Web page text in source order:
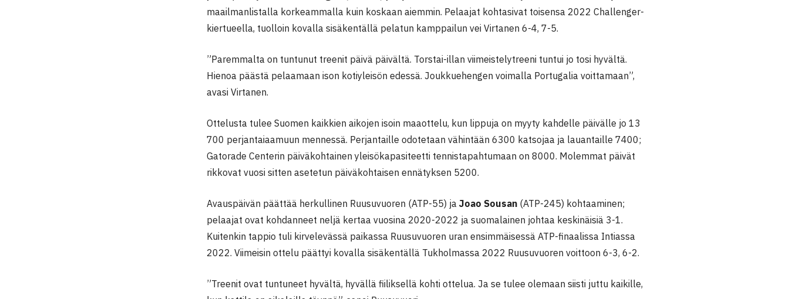
maailmanlistalla korkeammalla kuin koskaan aiemmin. Pelaajat kohtasivat toisensa 2022 Challenger-
kiertueella, tuolloin kovalla sisäkentällä pelatun kamppailun vei Virtanen 6-4, 7-5.
”Paremmalta on tuntunut treenit päivä päivältä. Torstai-illan viimeistelytreeni tuntui jo tosi hyvältä.
Hienoa päästä pelaamaan ison kotiyleisön edessä. Joukkuehengen voimalla Portugalia voittamaan”,
avasi Virtanen.
Ottelusta tulee Suomen kaikkien aikojen isoin maaottelu, kun lippuja on myyty kahdelle päivälle jo 13
700 perjantaiaamuun mennessä. Perjantaille odotetaan vähintään 6300 katsojaa ja lauantaille 7400;
Gatorade Centerin päiväkohtainen yleisökapasiteetti tennistapahtumaan on 8000. Molemmat päivät
rikkovat vuosi sitten asetetun päiväkohtaisen ennätyksen 5200.
Avauspäivän päättää herkullinen Ruusuvuoren (ATP-55) ja Joao Sousan (ATP-245) kohtaaminen;
pelaajat ovat kohdanneet neljä kertaa vuosina 2020-2022 ja suomalainen johtaa keskinäisiä 3-1.
Kuitenkin tappio tuli kirvelevässä paikassa Ruusuvuoren uran ensimmäisessä ATP-finaalissa Intiassa
2022. Viimeisin ottelu päättyi kovalla sisäkentällä Tukholmassa 2022 Ruusuvuoren voittoon 6-3, 6-2.
”Treenit ovat tuntuneet hyvältä, hyvällä fiiliksellä kohti ottelua. Ja se tulee olemaan siisti juttu kaikille,